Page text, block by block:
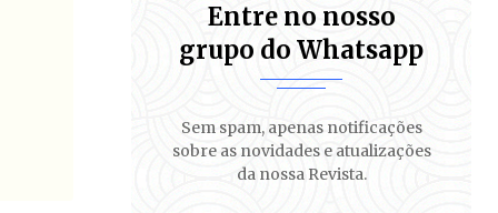
Entre no nosso
grupo do Whatsapp
Sem spam, apenas notificações
sobre as novidades e atualizações
da nossa Revista.